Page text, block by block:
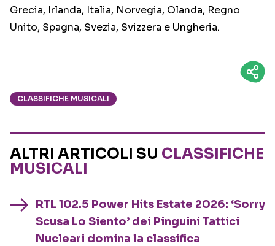
Grecia, Irlanda, Italia, Norvegia, Olanda, Regno
Unito, Spagna, Svezia, Svizzera e Ungheria.
CLASSIFICHE MUSICALI
ALTRI ARTICOLI SU CLASSIFICHE
MUSICALI
RTL 102.5 Power Hits Estate 2026: ‘Sorry
Scusa Lo Siento’ dei Pinguini Tattici
Nucleari domina la classifica